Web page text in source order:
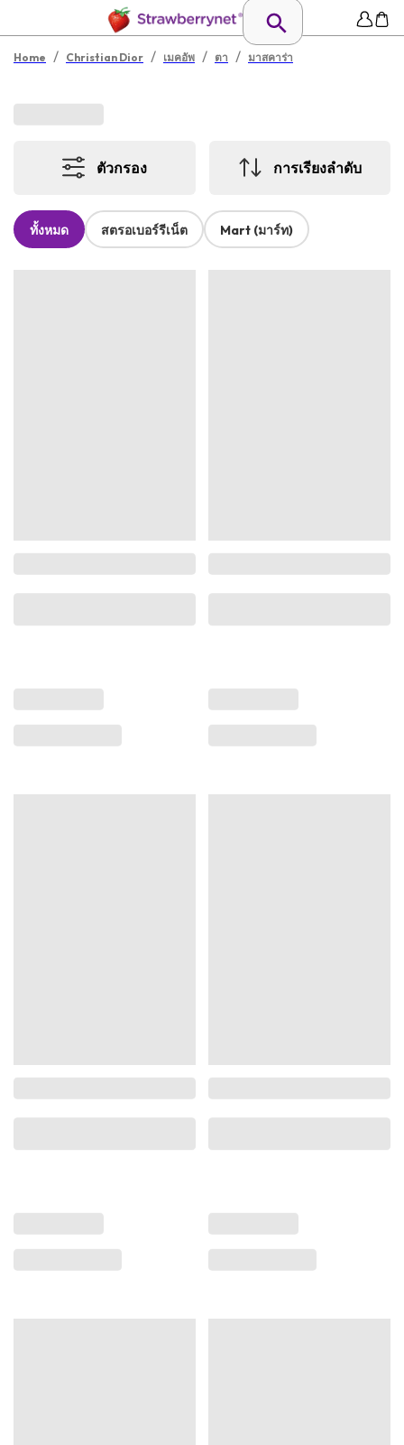
Home / Christian Dior / เมคอัพ / ตา / มาสคาร่า
ตัวกรอง การเรียงลำดับ
ทั้งหมด สตรอเบอร์รีเน็ต Mart (มาร์ท)